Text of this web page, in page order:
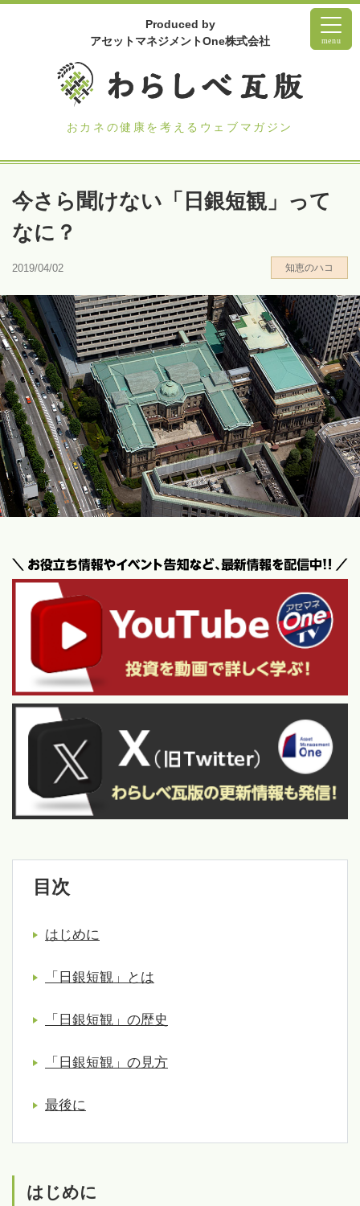
Produced by
アセットマネジメントOne株式会社
おカネの健康を考えるウェブマガジン
menu
今さら聞けない「日銀短観」って
なに？
2019/04/02 知恵のハコ
目次
はじめに
「日銀短観」とは
「日銀短観」の歴史
「日銀短観」の見方
最後に
はじめに